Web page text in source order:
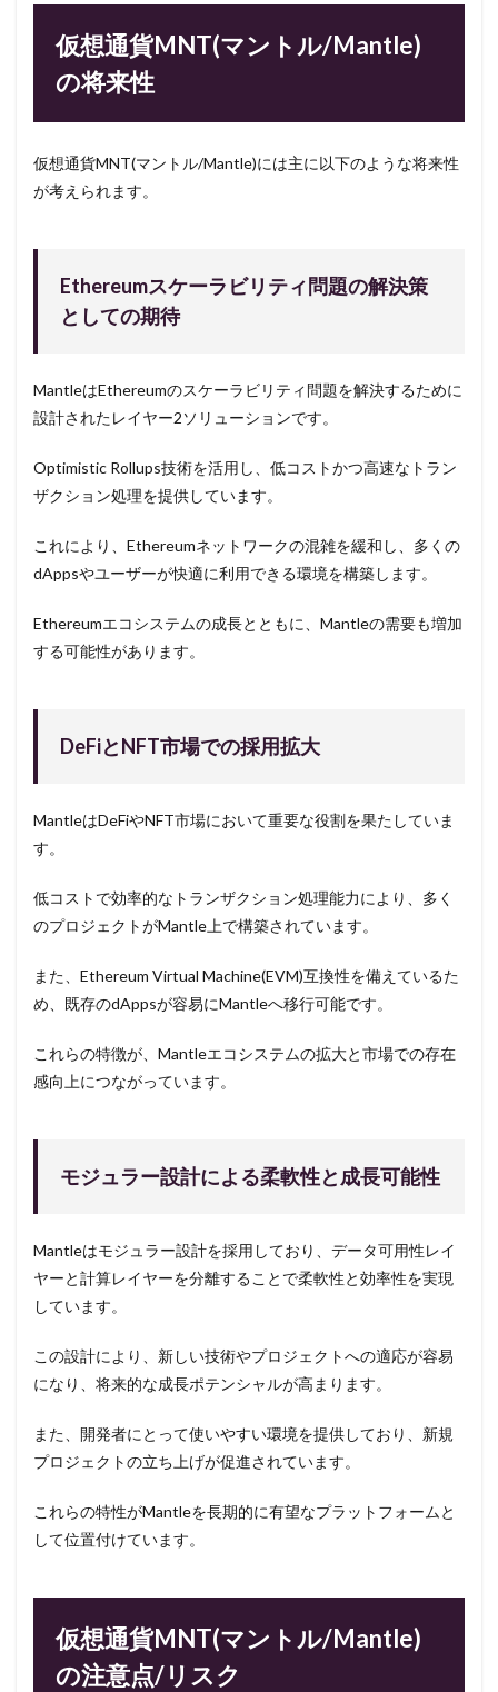
仮想通貨MNT(マントル/Mantle)
の将来性
仮想通貨MNT(マントル/Mantle)には主に以下のような将来性
が考えられます。
Ethereumスケーラビリティ問題の解決策
としての期待
MantleはEthereumのスケーラビリティ問題を解決するために
設計されたレイヤー2ソリューションです。
Optimistic Rollups技術を活用し、低コストかつ高速なトラン
ザクション処理を提供しています。
これにより、Ethereumネットワークの混雑を緩和し、多くの
dAppsやユーザーが快適に利用できる環境を構築します。
Ethereumエコシステムの成長とともに、Mantleの需要も増加
する可能性があります。
DeFiとNFT市場での採用拡大
MantleはDeFiやNFT市場において重要な役割を果たしていま
す。
低コストで効率的なトランザクション処理能力により、多く
のプロジェクトがMantle上で構築されています。
また、Ethereum Virtual Machine(EVM)互換性を備えているた
め、既存のdAppsが容易にMantleへ移行可能です。
これらの特徴が、Mantleエコシステムの拡大と市場での存在
感向上につながっています。
モジュラー設計による柔軟性と成長可能性
Mantleはモジュラー設計を採用しており、データ可用性レイ
ヤーと計算レイヤーを分離することで柔軟性と効率性を実現
しています。
この設計により、新しい技術やプロジェクトへの適応が容易
になり、将来的な成長ポテンシャルが高まります。
また、開発者にとって使いやすい環境を提供しており、新規
プロジェクトの立ち上げが促進されています。
これらの特性がMantleを長期的に有望なプラットフォームと
して位置付けています。
仮想通貨MNT(マントル/Mantle)
の注意点/リスク